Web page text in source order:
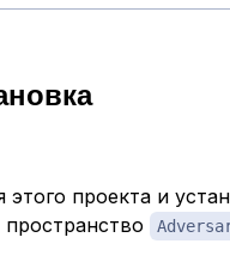
проекта и